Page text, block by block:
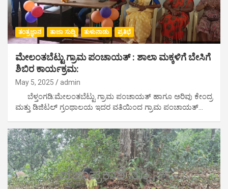
ತಂತ್ರಜ್ಞಾನ ತಾಜಾ ಸುದ್ದಿ ತುಳುನಾಡು ಪ್ರತಿಭೆ
ಮೇಲಂತಬೆಟ್ಟು ಗ್ರಾಮ ಪಂಚಾಯತ್ : ಶಾಲಾ ಮಕ್ಕಳಿಗೆ ಬೇಸಿಗೆ
ಶಿಬಿರ ಕಾರ್ಯಕ್ರಮ:
May 5, 2025 admin
ಬೆಳ್ತಂಗಡಿ:ಮೇಲಂತಬೆಟ್ಟು ಗ್ರಾಮ ಪಂಚಾಯತ್ ಹಾಗೂ ಅರಿವು ಕೇಂದ್ರ
ಮತ್ತು ಡಿಜಿಟಲ್ ಗ್ರಂಥಾಲಯ ಇದರ ವತಿಯಿಂದ ಗ್ರಾಮ ಪಂಚಾಯತ್…